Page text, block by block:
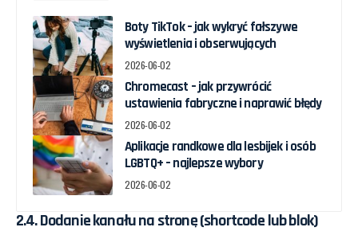
Boty TikTok – jak wykryć fałszywe
wyświetlenia i obserwujących
2026-06-02
Chromecast – jak przywrócić
ustawienia fabryczne i naprawić błędy
2026-06-02
Aplikacje randkowe dla lesbijek i osób
LGBTQ+ – najlepsze wybory
2026-06-02
2.4. Dodanie kanału na stronę (shortcode lub blok)